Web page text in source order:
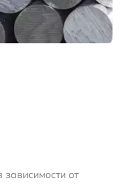
зависимости от